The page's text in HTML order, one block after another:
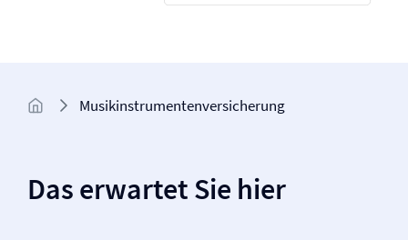
Musikinstrumenten­versicherung
Das erwartet Sie hier